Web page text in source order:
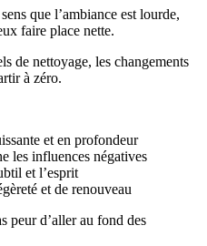
que l’ambiance est lourde,
faire place nette.
de nettoyage, les changements
à zéro.
et en profondeur
les influences négatives
et l’esprit
et de renouveau
peur d’aller au fond des